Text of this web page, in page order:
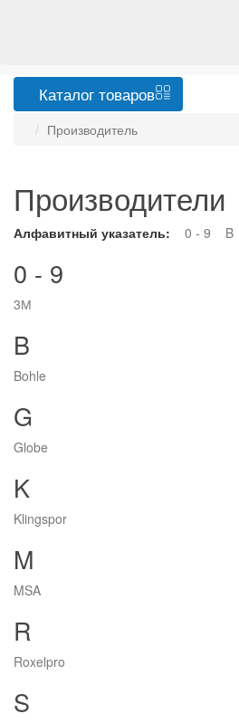
Каталог товаров
Производитель
Производители
Алфавитный указатель: 0 - 9 B
0 - 9
3М
B
Bohle
G
Globe
K
Klingspor
M
MSA
R
Roxelpro
S